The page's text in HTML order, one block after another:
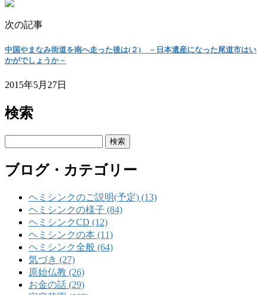
次の記事
中国やまなみ街道を南へ走った後は(２) －日本遺産になった尾道市はい
かがでしょうか－
2015年5月27日
検索
ブログ・カテゴリー
ヘミシンクのご説明(予定) (13)
ヘミシンクの様子 (84)
ヘミシンクCD (12)
ヘミシンクの本 (11)
ヘミシンク全般 (64)
気づき (27)
原始仏教 (26)
お金の話 (29)